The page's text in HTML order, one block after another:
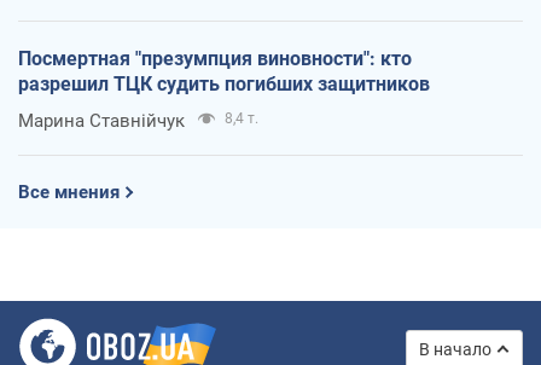
Посмертная "презумпция виновности": кто
разрешил ТЦК судить погибших защитников
Марина Ставнійчук 8,4 т.
Все мнения
В начало